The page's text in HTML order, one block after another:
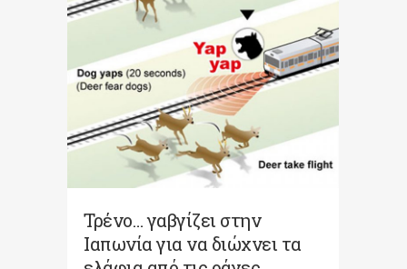
Τρένο… γαβγίζει στην
Ιαπωνία για να διώχνει τα